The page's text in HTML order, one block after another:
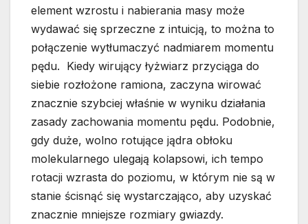
element wzrostu i nabierania masy może
wydawać się sprzeczne z intuicją, to można to
połączenie wytłumaczyć nadmiarem momentu
pędu. Kiedy wirujący łyżwiarz przyciąga do
siebie rozłożone ramiona, zaczyna wirować
znacznie szybciej właśnie w wyniku działania
zasady zachowania momentu pędu. Podobnie,
gdy duże, wolno rotujące jądra obłoku
molekularnego ulegają kolapsowi, ich tempo
rotacji wzrasta do poziomu, w którym nie są w
stanie ścisnąć się wystarczająco, aby uzyskać
znacznie mniejsze rozmiary gwiazdy.